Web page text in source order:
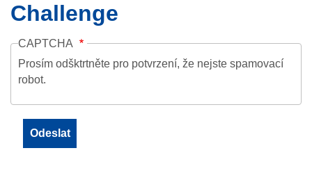
Challenge
CAPTCHA
Prosím odšktrtněte pro potvrzení, že nejste spamovací
robot.